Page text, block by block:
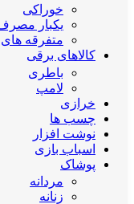
خوراکی
یکبار
متفرقه های
کالاهای برقی
باطری
لامپ
خرازی
چسب ها
نوشت افزار
اسباب بازی
پوشاک
مردانه
زنانه